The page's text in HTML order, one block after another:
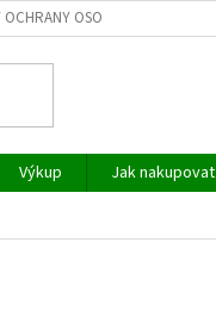
OSOBNÍCH ÚDAJŮ
Výkup Jak nakupovat